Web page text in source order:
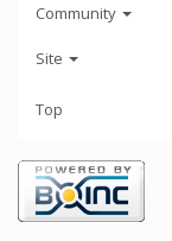
Community
Site
Top